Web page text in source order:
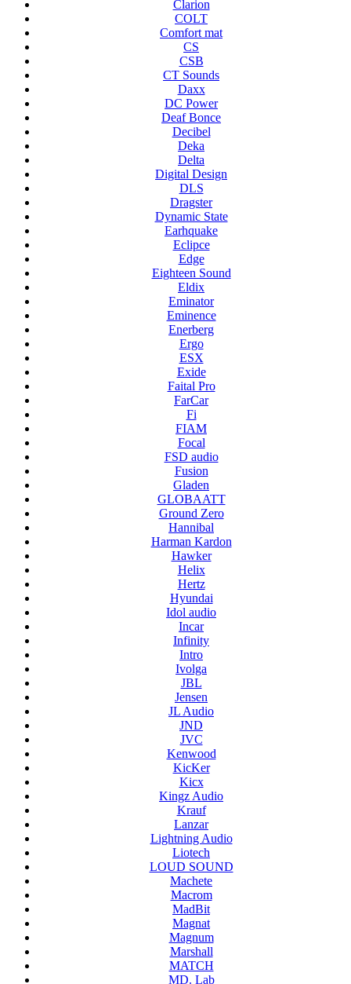
Clarion
COLT
Comfort mat
CS
CSB
CT Sounds
Daxx
DC Power
Deaf Bonce
Decibel
Deka
Delta
Digital Design
DLS
Dragster
Dynamic State
Earhquake
Eclipce
Edge
Eighteen Sound
Eldix
Eminator
Eminence
Enerberg
Ergo
ESX
Exide
Faital Pro
FarCar
Fi
FIAM
Focal
FSD audio
Fusion
Gladen
GLOBAATT
Ground Zero
Hannibal
Harman Kardon
Hawker
Helix
Hertz
Hyundai
Idol audio
Incar
Infinity
Intro
Ivolga
JBL
Jensen
JL Audio
JND
JVC
Kenwood
KicKer
Kicx
Kingz Audio
Krauf
Lanzar
Lightning Audio
Liotech
LOUD SOUND
Machete
Macrom
MadBit
Magnat
Magnum
Marshall
MATCH
MD. Lab